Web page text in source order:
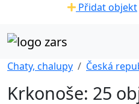
Přidat objekt
Chaty, chalupy Česká
Krkonoše: 25